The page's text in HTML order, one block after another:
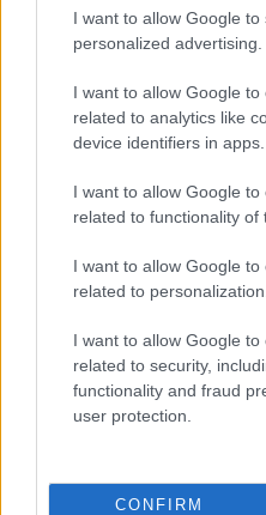
I want to allow Google to
personalized advertising.
I want to allow Google to
related to analytics like
device identifiers in apps.
I want to allow Google to
related to functionality of
I want to allow Google to
related to personalization.
I want to allow Google to
related to security,
functionality and fraud
user protection.
CONFIRM
LEGÚJABB POSZTOK: